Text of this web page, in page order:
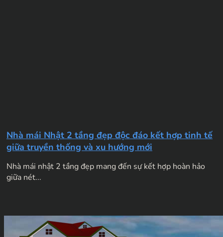
Nhà mái Nhật 2 tầng đẹp độc đáo kết hợp tinh tế
giữa truyền thống và xu hướng mới
Nhà mái nhật 2 tầng đẹp mang đến sự kết hợp hoàn hảo
giữa nét...